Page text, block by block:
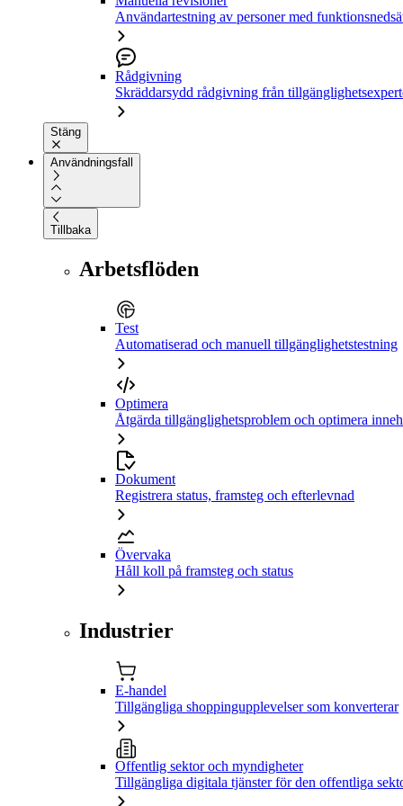
Användartestning av personer med
Rådgivning
Skräddarsydd rådgivning från
Stäng
Användningsfall
Tillbaka
Arbetsflöden
Test
Automatiserad och manuell tillgänglighetstestning
Optimera
Åtgärda tillgänglighetsproblem och optimera
Dokument
Registrera status, framsteg och efterlevnad
Övervaka
Håll koll på framsteg och status
Industrier
E-handel
Tillgängliga shoppingupplevelser som konverterar
Offentlig sektor och myndigheter
Tillgängliga digitala tjänster för den offentliga